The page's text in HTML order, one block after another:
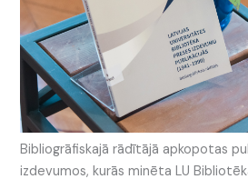
Bibliogrāfiskajā rādītājā apkopotas
izdevumos, kurās minēta LU